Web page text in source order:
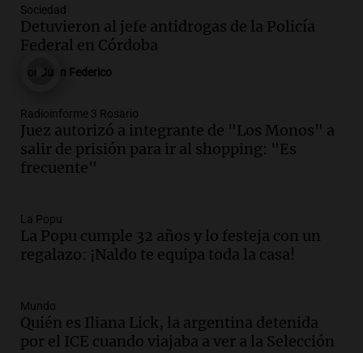
Audio.
centro de esquí Penitentes Park tras
siete años de cierre por falta de nieve
Episodios
Audio.Madres en Rosario piden por la
ley Joaquín.
Viva la Radio Rosario
Episodios
de hacienda: “Las tecnologías no
reemplazan el contacto con la gente”
La Argentina, hoy
Audio.
un pozo de 17 metros en Nueva Córdoba
Panorama Federal
Sociedad
Detuvieron al jefe antidrogas de la Policía
Federal en Córdoba
Juan Federico
Radioinforme 3 Rosario
Juez autorizó a integrante de "Los Monos" a
salir de prisión para ir al shopping: "Es
frecuente"
La Popu
La Popu cumple 32 años y lo festeja con un
regalazo: ¡Naldo te equipa toda la casa!
Mundo
Quién es Iliana Lick, la argentina detenida
por el ICE cuando viajaba a ver a la Selección